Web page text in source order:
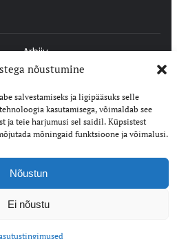
nõustumine
salvestamiseks ja ligipääsuks selle
kasutamisega, võimaldab see
ja teie harjumusi sel saidil. Küpsistest
mõningaid funktsioone ja võimalusi.
Nõustun
Ei nõustu
Arhiiv
Auhinnad
Digar 2017-tänapäev
Digar 1958-2016
Kasutustingimused